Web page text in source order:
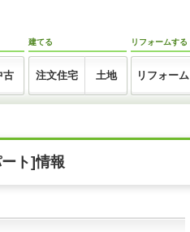
古
建てる
注文住宅 土地
リフォームする
リフォーム
ト]情報